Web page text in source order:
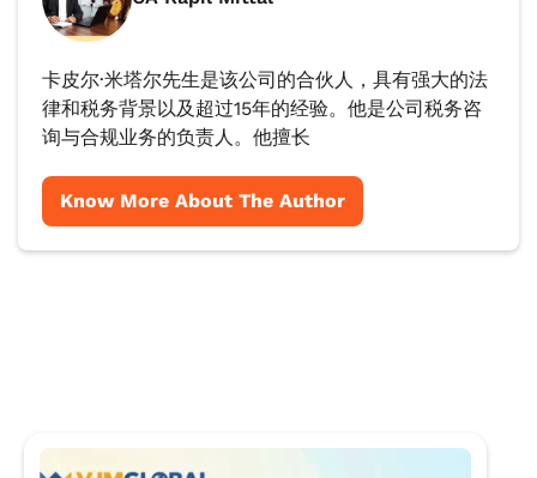
卡皮尔·米塔尔先生是该公司的合伙人，具有强大的法
律和税务背景以及超过15年的经验。他是公司税务咨
询与合规业务的负责人。他擅长
Know More About The Author